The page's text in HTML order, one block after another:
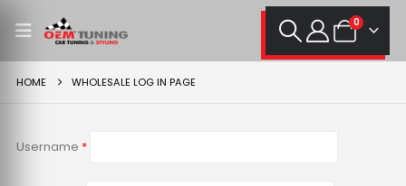
0
HOME WHOLESALE LOG IN PAGE
Username *